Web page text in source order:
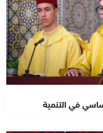
في التنمية